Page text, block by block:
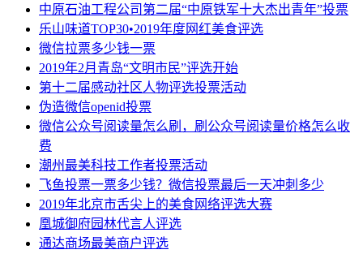
中原石油工程公司第二届“中原铁军十大杰出青年”投票
乐山味道TOP30•2019年度网红美食评选
微信拉票多少钱一票
2019年2月青岛“文明市民”评选开始
第十二届感动社区人物评选投票活动
伪造微信openid投票
微信公众号阅读量怎么刷，刷公众号阅读量价格怎么收
费
潮州最美科技工作者投票活动
飞鱼投票一票多少钱？微信投票最后一天冲刺多少
2019年北京市舌尖上的美食网络评选大赛
凰城御府园林代言人评选
通达商场最美商户评选